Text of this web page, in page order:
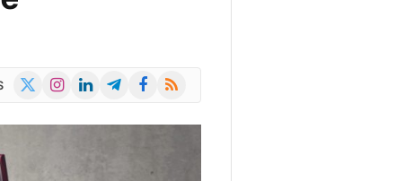
InstagramLinkedInTelegramFacebook
RSS